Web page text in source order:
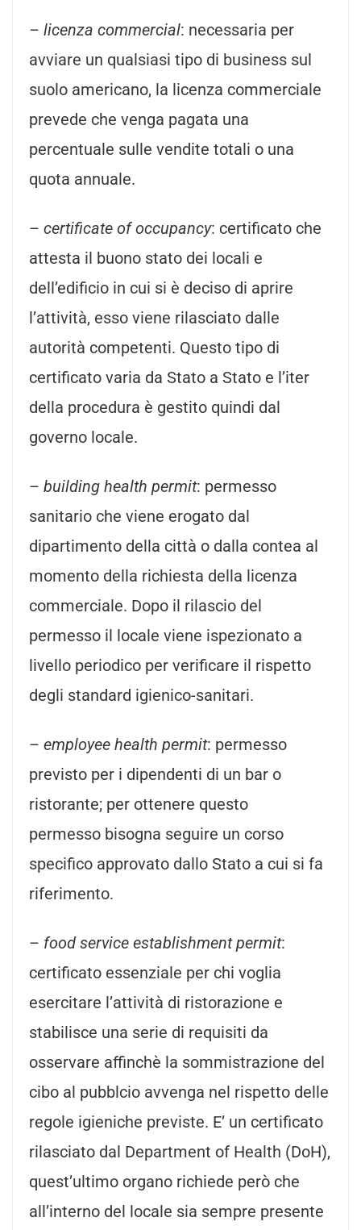
– licenza commercial: necessaria per
avviare un qualsiasi tipo di business sul
suolo americano, la licenza commerciale
prevede che venga pagata una
percentuale sulle vendite totali o una
quota annuale.
– certificate of occupancy: certificato che
attesta il buono stato dei locali e
dell’edificio in cui si è deciso di aprire
l’attività, esso viene rilasciato dalle
autorità competenti. Questo tipo di
certificato varia da Stato a Stato e l’iter
della procedura è gestito quindi dal
governo locale.
– building health permit: permesso
sanitario che viene erogato dal
dipartimento della città o dalla contea al
momento della richiesta della licenza
commerciale. Dopo il rilascio del
permesso il locale viene ispezionato a
livello periodico per verificare il rispetto
degli standard igienico-sanitari.
– employee health permit: permesso
previsto per i dipendenti di un bar o
ristorante; per ottenere questo
permesso bisogna seguire un corso
specifico approvato dallo Stato a cui si fa
riferimento.
– food service establishment permit:
certificato essenziale per chi voglia
esercitare l’attività di ristorazione e
stabilisce una serie di requisiti da
osservare affinchè la sommistrazione del
cibo al pubblcio avvenga nel rispetto delle
regole igieniche previste. E’ un certificato
rilasciato dal Department of Health (DoH),
quest’ultimo organo richiede però che
all’interno del locale sia sempre presente